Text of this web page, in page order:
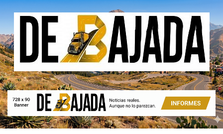
Saltar
contenido
De
Bajada
Noticias
Aunque
parezcan.